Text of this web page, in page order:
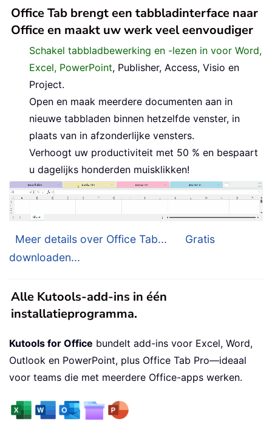
Office Tab brengt een tabbladinterface naar
Office en maakt uw werk veel eenvoudiger
Schakel tabbladbewerking en -lezen in voor Word,
Excel, PowerPoint, Publisher, Access, Visio en
Project.
Open en maak meerdere documenten aan in
nieuwe tabbladen binnen hetzelfde venster, in
plaats van in afzonderlijke vensters.
Verhoogt uw productiviteit met 50 % en bespaart
u dagelijks honderden muisklikken!
Meer details over Office Tab...
Gratis
downloaden...
Alle Kutools-add-ins in één
installatieprogramma.
Kutools for Office bundelt add-ins voor Excel, Word,
Outlook en PowerPoint, plus Office Tab Pro—ideaal
voor teams die met meerdere Office-apps werken.